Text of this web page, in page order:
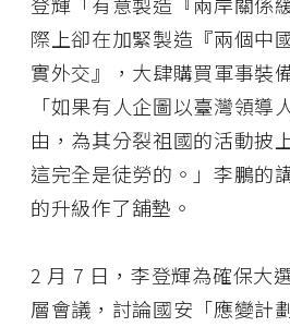
際上卻在加緊製造『兩個中
實外交』，大肆購買軍事裝
「如果有人企圖以臺灣領導
由，為其分裂祖國的活動披
這完全是徒勞的。」李鵬的
的升級作了舖墊。
2 月 7 日，李登輝為確保大
層會議，討論國安「應變計